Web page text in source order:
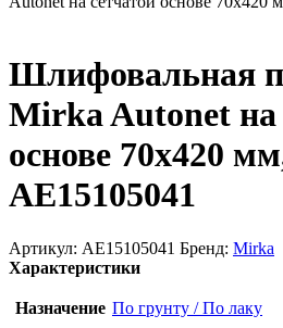
Шлифовальная
Mirka Autonet на
основе 70х420
AE15105041
Артикул: AE15105041 Бренд: Mirka
Характеристики
Назначение По грунту / По лаку